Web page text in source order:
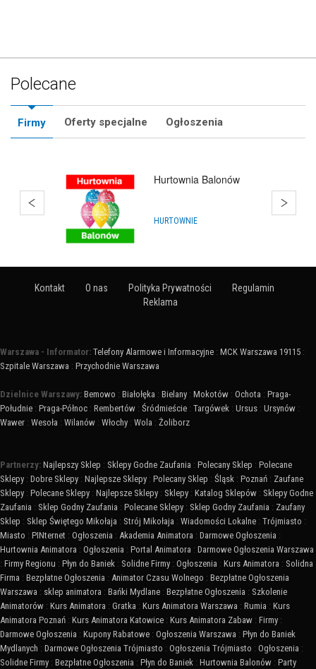
Polecane
Firmy Oferty specjalne Ogłoszenia
Hurtownia Balonów
HURTOWNIE
Kontakt O nas Polityka Prywatności
Regulamin
Reklama
Warszawa - Informator: Telefony Alarmowe i Informacyjne : MCK Warszawa 19115 :
Szpitale Warszawa : Przychodnie Warszawa
Dzielnice Warszawy: Bemowo : Białołęka : Bielany : Mokotów : Ochota : Praga-
Południe : Praga-Północ : Rembertów : Śródmieście : Targówek : Ursus : Ursynów :
Wawer : Wesoła : Wilanów : Włochy : Wola : Żoliborz
Partnerzy: Najlepszy Sklep : Sklepy Godne Zaufania : Polecany Sklep : Polecane
Sklepy : Dobre Sklepy : Najlepsze Sklepy : Polecany Sklep : Śląsk : Poznań : Zaufane
Sklepy : Polecane Sklepy : Najlepsze Sklepy : Sklepy : Katalog Sklepów : Sklepy Godne
Zaufania : Sklep Godny Zaufania : Polecane Sklepy : Sklep Godny Zaufania : Zaufany
Sklep : Sklep Świętego Mikołaja : Strój Mikołaja : Wiadomości Lokalne : Trójmiasto :
Miasto : PINternet : Ogłoszenia : Akademia Animatora : Darmowe Ogłoszenia :
Hurtownia Animatora : Ogłoszenia : Portal Animatora : Darmowe Ogłoszenia Warszawa
: Firmy Regionu : Płyn do Baniek : Solidne Firmy : Ogłoszenia : Kurs Animatora : Solidna
Firma : Bezpłatne Ogłoszenia : Animator Czasu Wolnego : Bezpłatne Ogłoszenia
Warszawa : sklep animatora : Bańki Mydlane : Bezpłatne Ogłoszenia : Szkolenie
Animatorów : Kurs Animatora : Gratka : Kurs Animatora Warszawa : Rumia : Kurs
Animatora Poznań : Kurs Animatora Katowice : Kurs Animatora Zabaw : Firmy :
Darmowe Ogłoszenia : Kupony Rabatowe : Ogłoszenia Warszawa : Płyn do Baniek
Mydlanych : Darmowe Ogłoszenia Trójmiasto : Ogłoszenia Trójmiasto : Ogłoszenia :
Solidne Firmy : Bezpłatne Ogłoszenia : Płyn do Baniek : Hurtownia Balonów : Party